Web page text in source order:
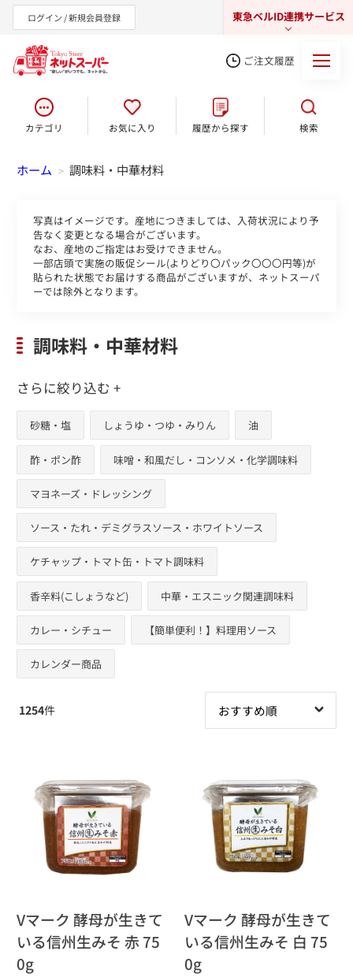
ログイン / 新規会員登録 東急ベルID連携サービス
東急オンラインショップ
ご注文履歴
カテゴリ お気に入り 履歴から探す 検索
ホーム > 調味料・中華材料
写真はイメージです。産地につきましては、入荷状況により予
告なく変更となる場合がございます。
なお、産地のご指定はお受けできません。
一部店頭で実施の販促シール(よりどり〇パック〇〇〇円等)が
貼られた状態でお届けする商品がございますが、ネットスーパ
ーでは除外となります。
調味料・中華材料
さらに絞り込む +
砂糖・塩 しょうゆ・つゆ・みりん 油
酢・ポン酢 味噌・和風だし・コンソメ・化学調味料
マヨネーズ・ドレッシング
ソース・たれ・デミグラスソース・ホワイトソース
ケチャップ・トマト缶・トマト調味料
香辛料(こしょうなど) 中華・エスニック関連調味料
カレー・シチュー 【簡単便利！】料理用ソース
カレンダー商品
1254件
Vマーク 酵母が生きて
いる信州生みそ 赤 75
0g
Vマーク 酵母が生きて
いる信州生みそ 白 75
0g